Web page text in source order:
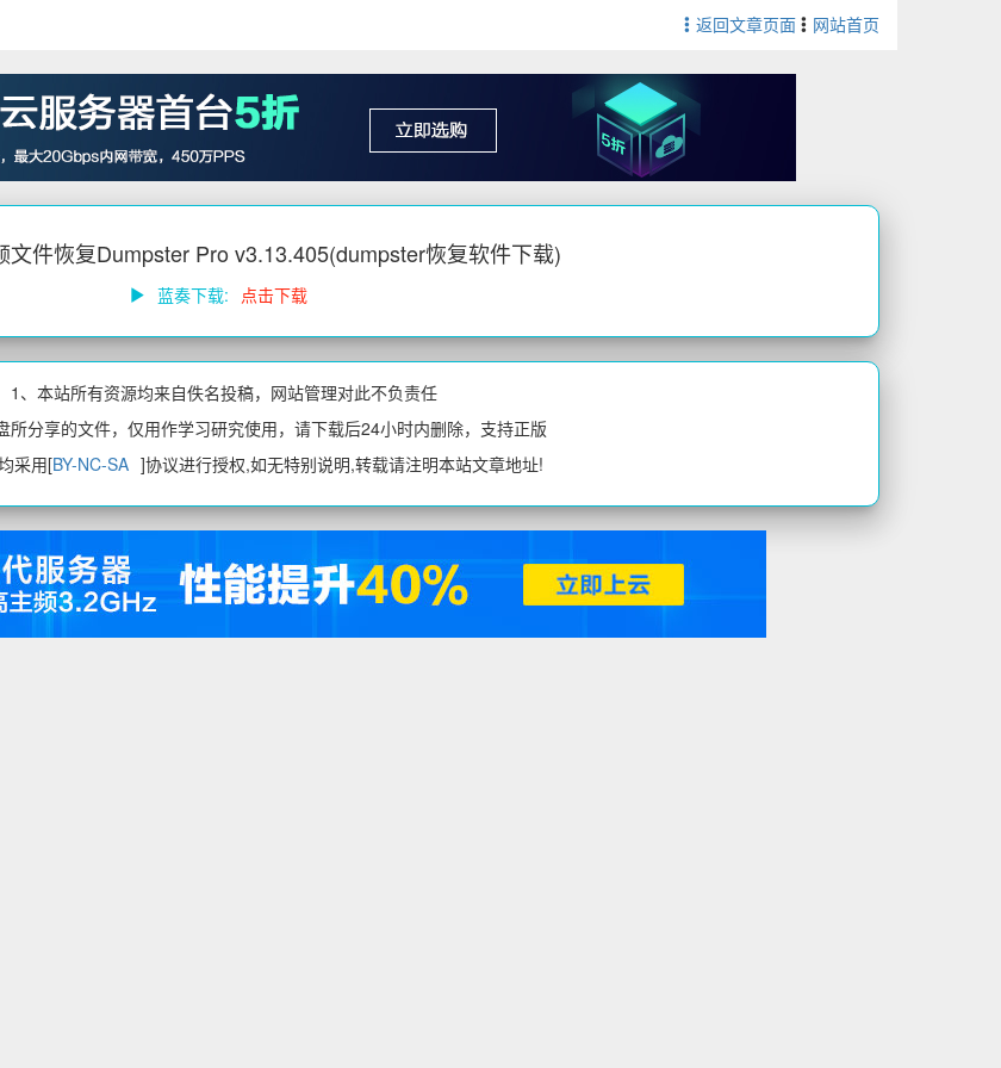
返回文章页面 网站首页
文件恢复Dumpster Pro v3.13.405(dumpster恢复软件下载)
蓝奏下载: 点击下载
1、本站所有资源均来自佚名投稿，网站管理对此不负责任
所分享的文件，仅用作学习研究使用，请下载后24小时内删除，支持正版
采用[BY-NC-SA ]协议进行授权,如无特别说明,转载请注明本站文章地址!